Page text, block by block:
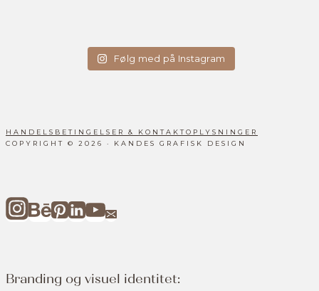
Følg med på Instagram
HANDELSBETINGELSER & KONTAKTOPLYSNINGER
COPYRIGHT © 2026 · KANDES GRAFISK DESIGN
Branding og visuel identitet: